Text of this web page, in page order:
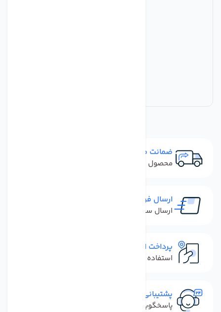
ضمانت مرجوعی
محصول نباید آسیب دیده باشد
ارسال فوری
ارسال سفارش در کمترین زمان ممکن
پرداخت امن
استفاده از روش‌های پرداخت امن
پشتیبانی سریع
پاسخگویی سریع به تماس‌ها و پیام‌ها